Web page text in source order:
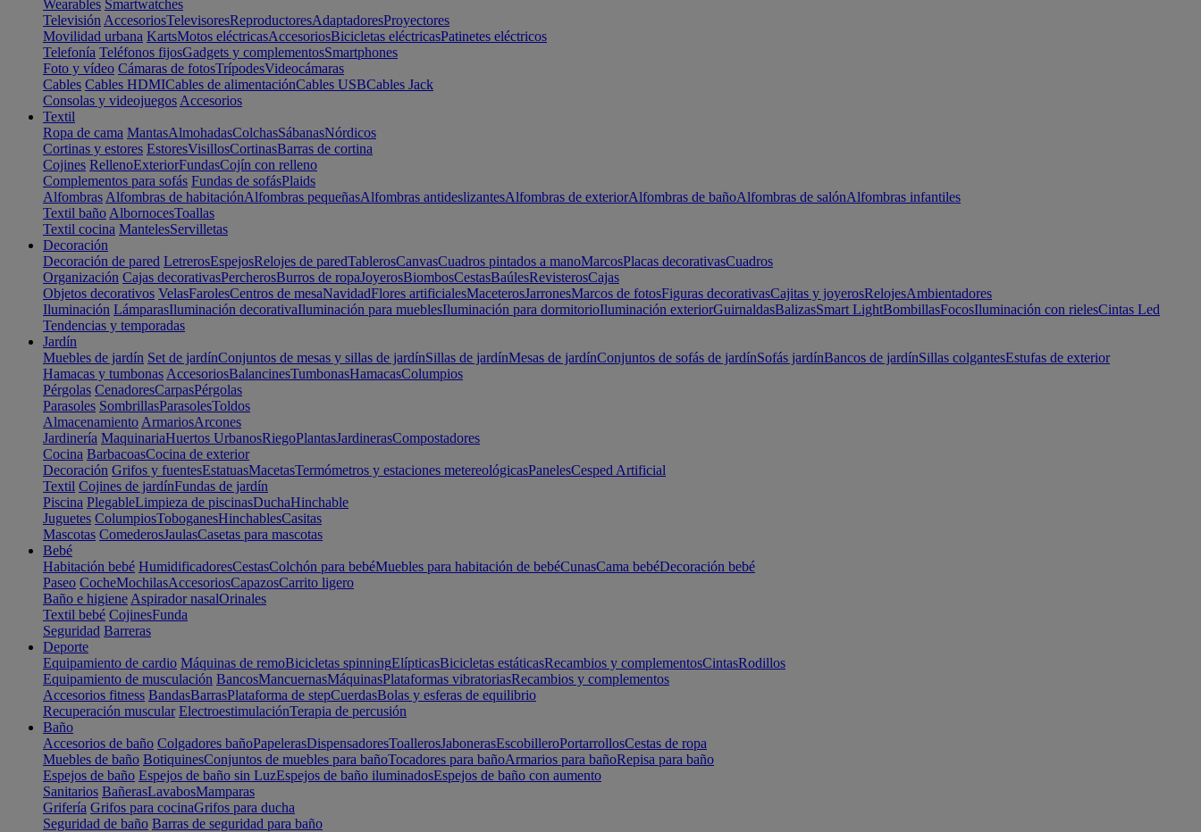
Wearables Smartwatches
Televisión AccesoriosTelevisoresReproductoresAdaptadoresProyectores
Movilidad urbana KartsMotos eléctricasAccesoriosBicicletas eléctricasPatinetes eléctricos
Telefonía Teléfonos fijosGadgets y complementosSmartphones
Foto y vídeo Cámaras de fotosTrípodesVideocámaras
Cables Cables HDMICables de alimentaciónCables USBCables Jack
Consolas y videojuegos Accesorios
Textil
Ropa de cama MantasAlmohadasColchasSábanasNórdicos
Cortinas y estores EstoresVisillosCortinasBarras de cortina
Cojines RellenoExteriorFundasCojín con relleno
Complementos para sofás Fundas de sofásPlaids
Alfombras Alfombras de habitaciónAlfombras pequeñasAlfombras antideslizantesAlfombras de exteriorAlfombras de bañoAlfombras de salónAlfombras infantiles
Textil baño AlbornocesToallas
Textil cocina MantelesServilletas
Decoración
Decoración de pared LetrerosEspejosRelojes de paredTablerosCanvasCuadros pintados a manoMarcosPlacas decorativasCuadros
Organización Cajas decorativasPercherosBurros de ropaJoyerosBiombosCestasBaúlesRevisterosCajas
Objetos decorativos VelasFarolesCentros de mesaNavidadFlores artificialesMaceterosJarronesMarcos de fotosFiguras decorativasCajitas y joyerosRelojesAmbientadores
Iluminación LámparasIluminación decorativaIluminación para mueblesIluminación para dormitorioIluminación exteriorGuirnaldasBalizasSmart LightBombillasFocosIluminación con rielesCintas Led
Tendencias y temporadas
Jardín
Muebles de jardín Set de jardínConjuntos de mesas y sillas de jardínSillas de jardínMesas de jardínConjuntos de sofás de jardínSofás jardínBancos de jardínSillas colgantesEstufas de exterior
Hamacas y tumbonas AccesoriosBalancinesTumbonasHamacasColumpios
Pérgolas CenadoresCarpasPérgolas
Parasoles SombrillasParasolesToldos
Almacenamiento ArmariosArcones
Jardinería MaquinariaHuertos UrbanosRiegoPlantasJardinerasCompostadores
Cocina BarbacoasCocina de exterior
Decoración Grifos y fuentesEstatuasMacetasTermómetros y estaciones metereológicasPanelesCesped Artificial
Textil Cojines de jardínFundas de jardín
Piscina PlegableLimpieza de piscinasDuchaHinchable
Juguetes ColumpiosToboganesHinchablesCasitas
Mascotas ComederosJaulasCasetas para mascotas
Bebé
Habitación bebé HumidificadoresCestasColchón para bebéMuebles para habitación de bebéCunasCama bebéDecoración bebé
Paseo CocheMochilasAccesoriosCapazosCarrito ligero
Baño e higiene Aspirador nasalOrinales
Textil bebé CojinesFunda
Seguridad Barreras
Deporte
Equipamiento de cardio Máquinas de remoBicicletas spinningElípticasBicicletas estáticasRecambios y complementosCintasRodillos
Equipamiento de musculación BancosMancuernasMáquinasPlataformas vibratoriasRecambios y complementos
Accesorios fitness BandasBarrasPlataforma de stepCuerdasBolas y esferas de equilibrio
Recuperación muscular ElectroestimulaciónTerapia de percusión
Baño
Accesorios de baño Colgadores bañoPapelerasDispensadoresToallerosJabonerasEscobilleroPortarrollosCestas de ropa
Muebles de baño BotiquinesConjuntos de muebles para bañoTocadores para bañoArmarios para bañoRepisa para baño
Espejos de baño Espejos de baño sin LuzEspejos de baño iluminadosEspejos de baño con aumento
Sanitarios BañerasLavabosMamparas
Grifería Grifos para cocinaGrifos para ducha
Seguridad de baño Barras de seguridad para baño